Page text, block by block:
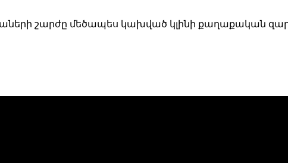
շարժը մեծապես կախված կլինի քաղաքական